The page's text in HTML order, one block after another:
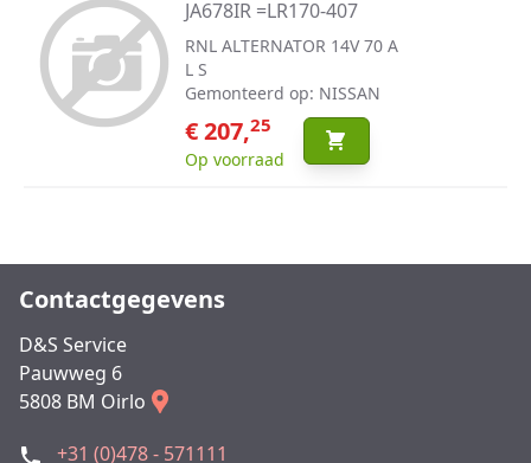
JA678IR =LR170-407
RNL ALTERNATOR 14V 70 A
L S
Gemonteerd op: NISSAN
€ 207,25
Op voorraad
Contactgegevens
D&S Service
Pauwweg 6
5808 BM Oirlo
+31 (0)478 - 571111